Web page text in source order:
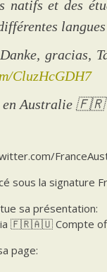
natifs et des
gracias,
CluzHcGDH7
en Australie
sous la signature
sa présentation:
🇫🇷🇦🇺 Compte
page: